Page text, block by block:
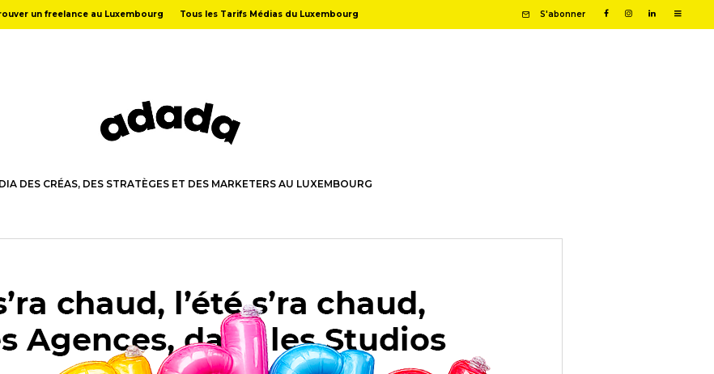
un freelance au Luxembourg Tous les Tarifs Médias du Luxembourg S'abonner
DES CRÉAS, DES STRATÈGES ET DES MARKETERS AU LUXEMBOURG